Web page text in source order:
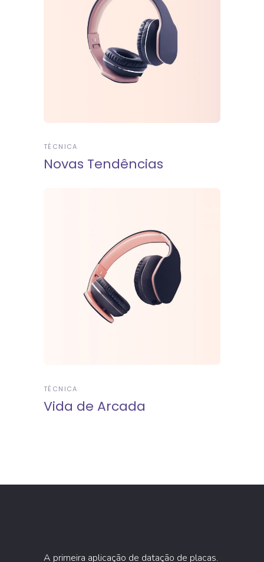
TÉCNICA
Novas Tendências
TÉCNICA
Vida de Arcada
A primeira aplicação de datação de placas.